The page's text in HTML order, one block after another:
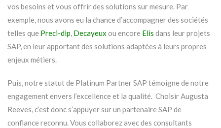
vos besoins et vous offrir des solutions sur mesure. Par
exemple, nous avons eu la chance d’accompagner des sociétés
telles que Preci-dip, Decayeux ou encore Elis dans leur projets
SAP, en leur apportant des solutions adaptées à leurs propres
enjeux métiers.
Puis, notre statut de Platinum Partner SAP témoigne de notre
engagement envers l’excellence et la qualité. Choisir Augusta
Reeves, c’est donc s’appuyer sur un partenaire SAP de
confiance reconnu. Vous collaborez avec des consultants